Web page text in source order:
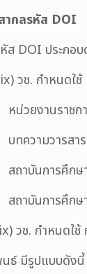
ากลรหัส DOI
ส DOI ประกอ
วช. กำหนดใ
ยงานราชการ
ความวารสาร
าบันการศึกษ
าบันการศึกษา
วช. กำหนดใ
ธ์ มีรูปแบบดังนี้